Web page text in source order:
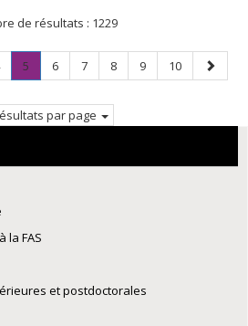
de résultats : 1229
Page
5
Page
Page
6 Page
7 Page
8 Page
9 Page
10
Page
par page
la FAS
et postdoctorales